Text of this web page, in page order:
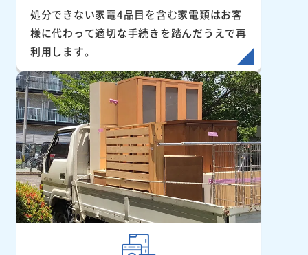
処分できない家電4品目を含む家電類はお客
様に代わって適切な手続きを踏んだうえで再
利用します。